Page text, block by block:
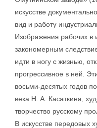
искусстве
вид и работу
Изображения рабочих в
закономерным
идти в ногу с жизнью,
прогрессивное в ней.
восьми-десятых годов
века Н. А. Касаткина,
творчество русскому
В искусстве передовых